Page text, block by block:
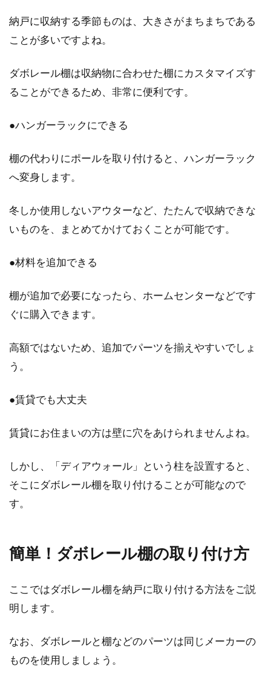
2DKは家具配置に悩まない？一人暮
らしはタイプ別適正判断を
2DKで一人暮らしをする場合、その広さから
「家具配置などに悩まない」という印象があり
ます。家...
窓に日陰を作る日よけシェード！特
夏場、自宅の窓に「日よけ」を行っている人も
り、室内温...
窓に冷房を取り付けたい！窓の冷房
般的によく使われている壁掛けのエアコンが使
真冬の窓から冷気！防寒するにはプ
思いませんか？いくら暖房しても窓の近くは、
窓を開けて換気をしたい！安価で網
ね。この...
納戸に収納する季節ものは、大きさがまちまちである
ことが多いですよね。
ダボレール棚は収納物に合わせた棚にカスタマイズす
ることができるため、非常に便利です。
●ハンガーラックにできる
棚の代わりにポールを取り付けると、ハンガーラック
へ変身します。
冬しか使用しないアウターなど、たたんで収納できな
いものを、まとめてかけておくことが可能です。
●材料を追加できる
棚が追加で必要になったら、ホームセンターなどです
ぐに購入できます。
高額ではないため、追加でパーツを揃えやすいでしょ
う。
●賃貸でも大丈夫
賃貸にお住まいの方は壁に穴をあけられませんよね。
しかし、「ディアウォール」という柱を設置すると、
そこにダボレール棚を取り付けることが可能なので
す。
簡単！ダボレール棚の取り付け方
ここではダボレール棚を納戸に取り付ける方法をご説
明します。
なお、ダボレールと棚などのパーツは同じメーカーの
ものを使用しましょう。